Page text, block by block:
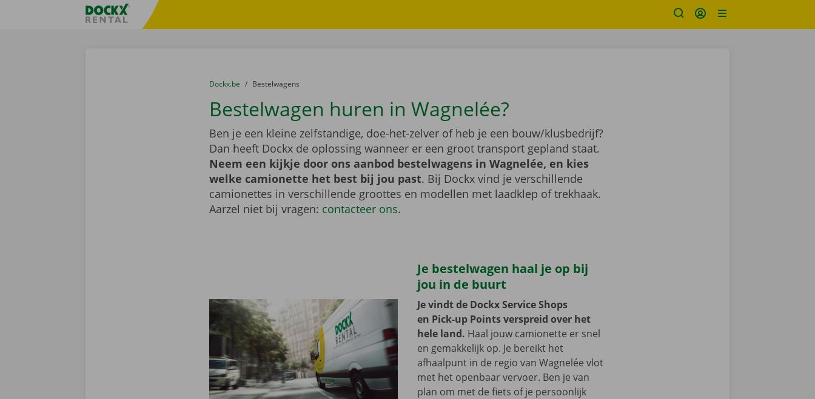
Taalselectie overslaanFratello DEMO
U bevindt zich hier:
van
Dockx.be naar
Bestelwagens
Bestelwagen huren in Wagnelée?
Ben je een kleine zelfstandige, doe-het-zelver of heb je een bouw/klusbedrijf?
Dan heeft Dockx de oplossing wanneer er een groot transport gepland staat.
Neem een kijkje door ons aanbod bestelwagens in Wagnelée, en kies
welke camionette het best bij jou past. Bij Dockx vind je verschillende
camionettes in verschillende groottes en modellen met laadklep of trekhaak.
Aarzel niet bij vragen: contacteer ons.
Je bestelwagen haal je op bij
jou in de buurt
Je vindt de Dockx Service Shops
en Pick-up Points verspreid over het
hele land. Haal jouw camionette er snel
en gemakkelijk op. Je bereikt het
afhaalpunt in de regio van Wagnelée vlot
met het openbaar vervoer. Ben je van
plan om met de fiets of je persoonlijk